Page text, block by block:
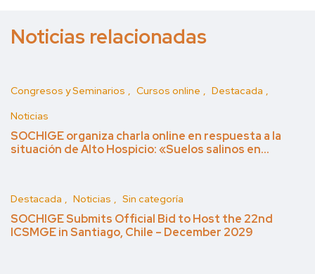
Noticias relacionadas
Congresos y Seminarios Cursos online
Destacada
Noticias
SOCHIGE organiza charla online en respuesta a la
situación de Alto Hospicio: «Suelos salinos en…
Destacada Noticias Sin categoría
SOCHIGE Submits Official Bid to Host the 22nd
ICSMGE in Santiago, Chile – December 2029